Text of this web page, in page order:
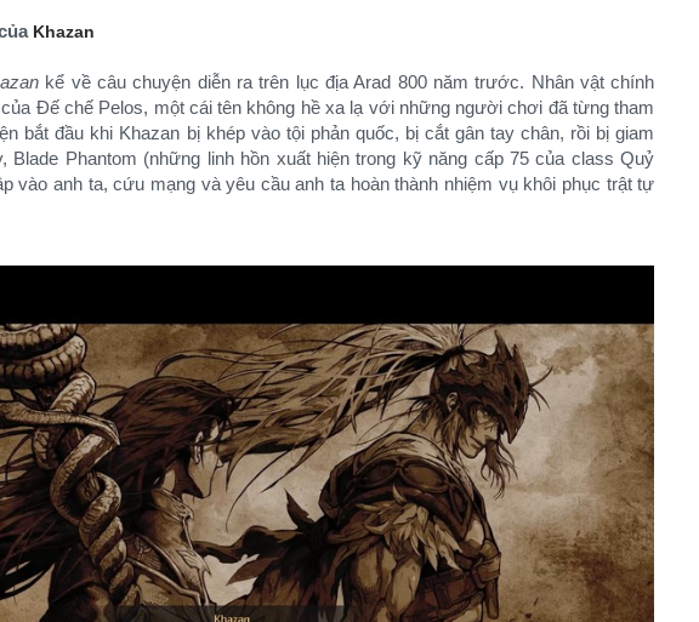
Khazan
kể về câu chuyện diễn ra trên lục địa Arad 800 năm trước. Nhân vật chính
Đế chế Pelos, một cái tên không hề xa lạ với những người chơi đã từng tham
bắt đầu khi Khazan bị khép vào tội phản quốc, bị cắt gân tay chân, rồi bị giam
Blade Phantom (những linh hồn xuất hiện trong kỹ năng cấp 75 của class Quỷ
vào anh ta, cứu mạng và yêu cầu anh ta hoàn thành nhiệm vụ khôi phục trật tự